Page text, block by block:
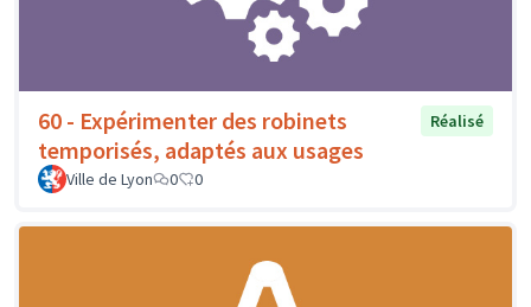
60 - Expérimenter des robinets
temporisés, adaptés aux usages
Réalisé
Ville de Lyon 0 0